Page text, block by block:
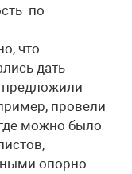
по
что
дать
предложили
провели
можно было
опорно-